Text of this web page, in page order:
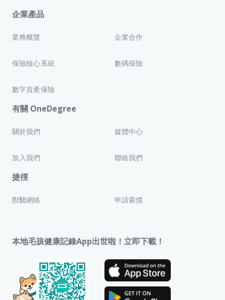
企業產品
業務概覽 企業合作
保險核心系統 數碼保險
數字資產保險
有關 OneDegree
關於我們 媒體中心
加入我們 聯絡我們
捷徑
獸醫網絡 申請索償
本地毛孩健康記錄App出世啦！立即下載！